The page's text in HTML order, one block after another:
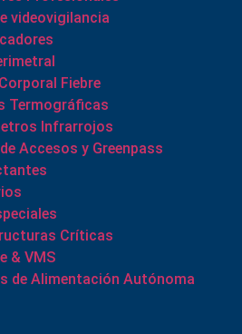
videovigilancia
Fiebre
Termográficas
Infrarrojos
Accesos y Greenpass
Críticas
& VMS
de Alimentación Autónoma